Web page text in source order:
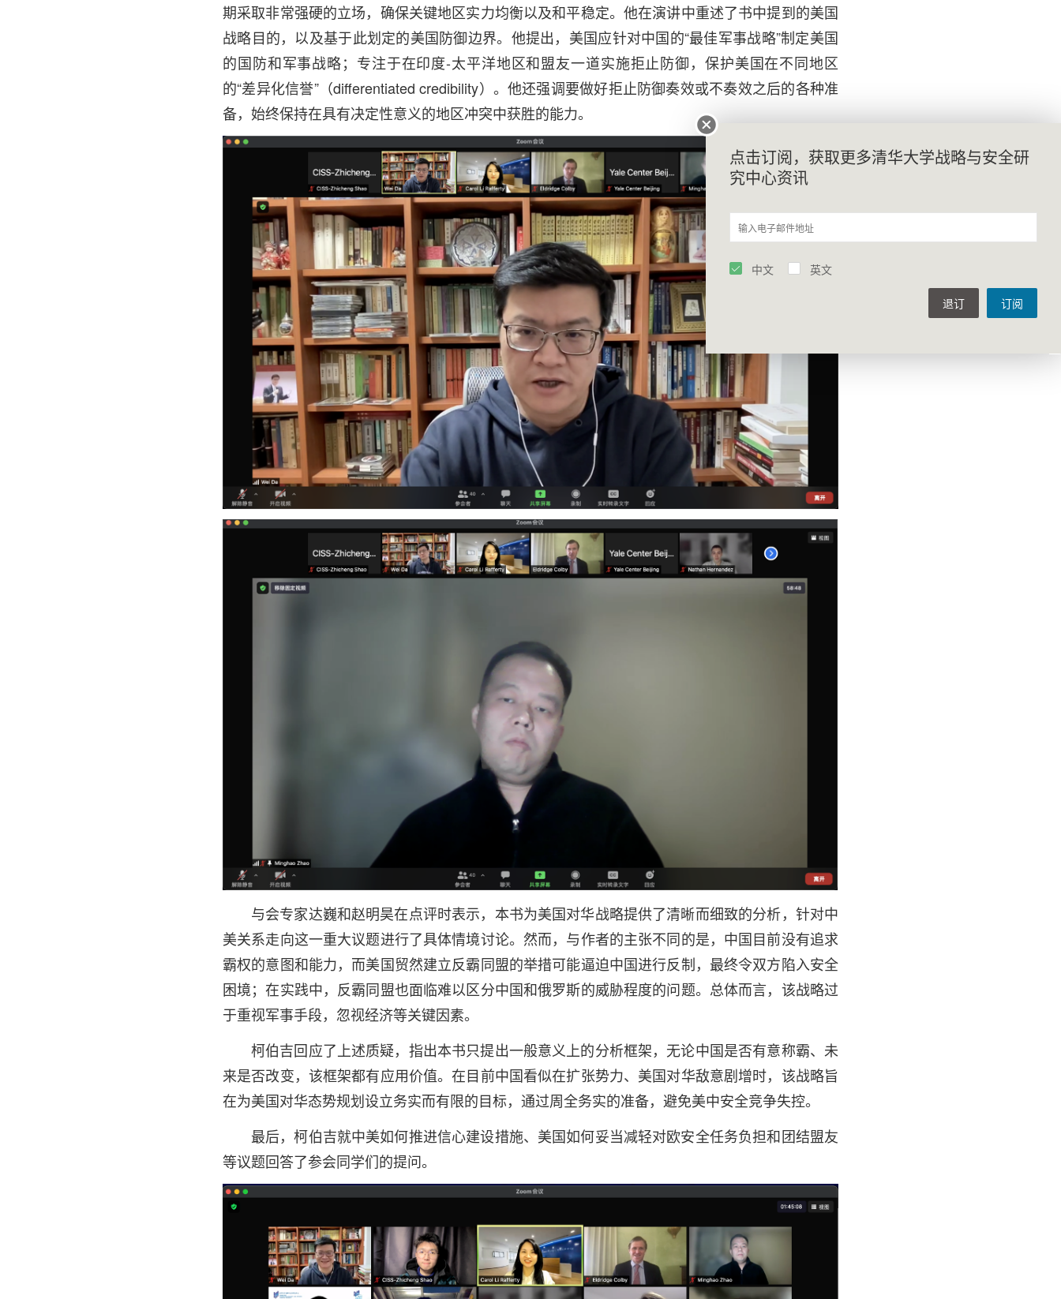
期采取非常强硬的立场，确保关键地区实力均衡以及和平稳定。他在演讲中重述了书中提到的美国
战略目的，以及基于此划定的美国防御边界。他提出，美国应针对中国的“最佳军事战略”制定美国
的国防和军事战略；专注于在印度-太平洋地区和盟友一道实施拒止防御，保护美国在不同地区
的“差异化信誉”（differentiated credibility）。他还强调要做好拒止防御奏效或不奏效之后的各种准
备，始终保持在具有决定性意义的地区冲突中获胜的能力。
与会专家达巍和赵明昊在点评时表示，本书为美国对华战略提供了清晰而细致的分析，针对中
美关系走向这一重大议题进行了具体情境讨论。然而，与作者的主张不同的是，中国目前没有追求
霸权的意图和能力，而美国贸然建立反霸同盟的举措可能逼迫中国进行反制，最终令双方陷入安全
困境；在实践中，反霸同盟也面临难以区分中国和俄罗斯的威胁程度的问题。总体而言，该战略过
于重视军事手段，忽视经济等关键因素。
柯伯吉回应了上述质疑，指出本书只提出一般意义上的分析框架，无论中国是否有意称霸、未
来是否改变，该框架都有应用价值。在目前中国看似在扩张势力、美国对华敌意剧增时，该战略旨
在为美国对华态势规划设立务实而有限的目标，通过周全务实的准备，避免美中安全竞争失控。
最后，柯伯吉就中美如何推进信心建设措施、美国如何妥当减轻对欧安全任务负担和团结盟友
等议题回答了参会同学们的提问。
点击订阅，获取更多清华大学战略与安全研
究中心资讯
中文 英文
订阅
退订